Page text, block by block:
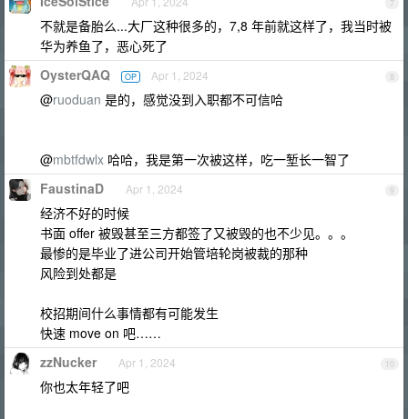
7
不就是备胎么...大厂这种很多的，7,8 年前就这样了，我当时被
华为养鱼了，恶心死了
8
OysterQAQ OP Apr 1, 2024
@ruoduan 是的，感觉没到入职都不可信哈
@mbtfdwlx 哈哈，我是第一次被这样，吃一堑长一智了
9
FaustinaD Apr 1, 2024
经济不好的时候
书面 offer 被毁甚至三方都签了又被毁的也不少见。。。
最惨的是毕业了进公司开始管培轮岗被裁的那种
风险到处都是
校招期间什么事情都有可能发生
快速 move on 吧……
10
zzNucker Apr 1, 2024
你也太年轻了吧